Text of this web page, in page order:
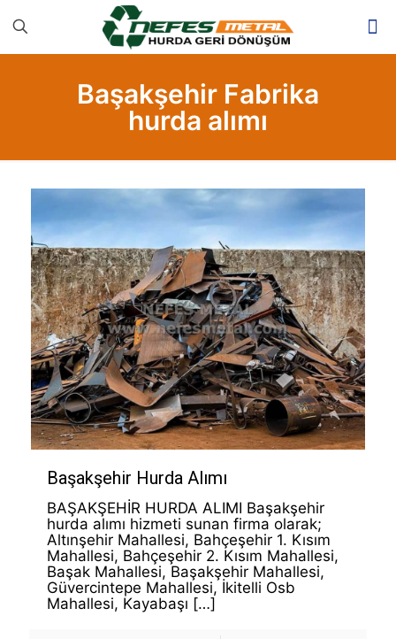
Başakşehir Fabrika
hurda alımı
Başakşehir Hurda Alımı
BAŞAKŞEHİR HURDA ALIMI Başakşehir
hurda alımı hizmeti sunan firma olarak;
Altınşehir Mahallesi, Bahçeşehir 1. Kısım
Mahallesi, Bahçeşehir 2. Kısım Mahallesi,
Başak Mahallesi, Başakşehir Mahallesi,
Güvercintepe Mahallesi, İkitelli Osb
Mahallesi, Kayabaşı […]